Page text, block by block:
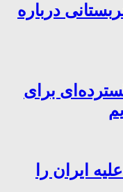
درباره
برای
ایران را